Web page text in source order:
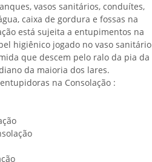
vasos sanitários, conduítes,
caixa de gordura e fossas na
está sujeita a entupimentos na
higiênico jogado no vaso sanitário
que descem pelo ralo da pia da
da maioria dos lares.
na Consolação :